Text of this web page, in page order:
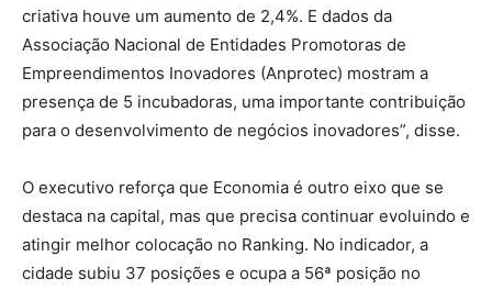
criativa houve um aumento de 2,4%. E dados da
Associação Nacional de Entidades Promotoras de
Empreendimentos Inovadores (Anprotec) mostram a
presença de 5 incubadoras, uma importante contribuição
para o desenvolvimento de negócios inovadores”, disse.
O executivo reforça que Economia é outro eixo que se
destaca na capital, mas que precisa continuar evoluindo e
atingir melhor colocação no Ranking. No indicador, a
cidade subiu 37 posições e ocupa a 56ª posição no